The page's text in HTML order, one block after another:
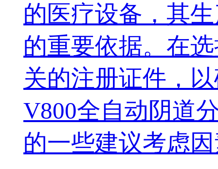
的医疗设备，
的重要依据。
关的注册证件，
V800全自动阴道
的一些建议考虑因素